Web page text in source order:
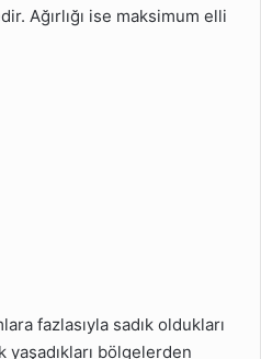
Ağırlığı ise maksimum elli
fazlasıyla sadık oldukları
bölgelerden